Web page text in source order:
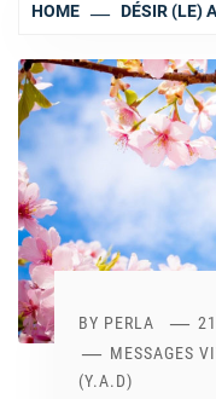
HOME DÉSIR (LE)
BY PERLA
MESSAGES
(Y.A.D)